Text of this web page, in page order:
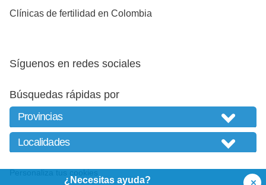
¿Necesitas ayuda?
Clínicas de fertilidad en Colombia
Síguenos en redes sociales
Búsquedas rápidas por